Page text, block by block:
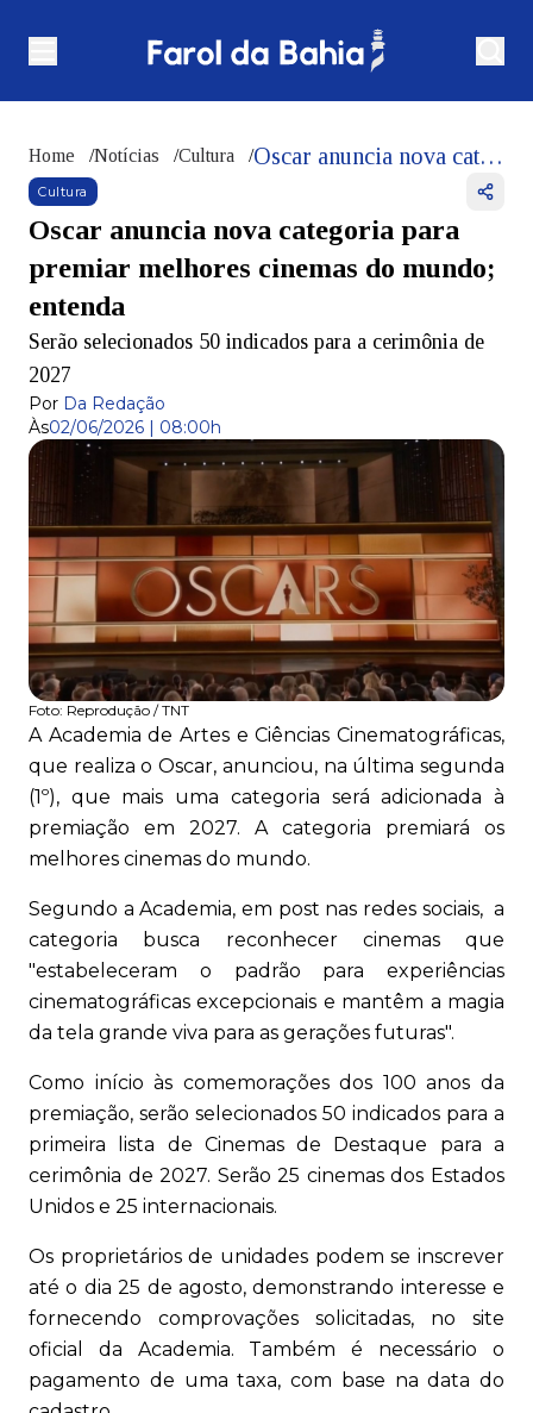
Home /Notícias /Cultura / Oscar anuncia nova categoria para premiar melhores cinemas do mundo; entenda
Cultura
Oscar anuncia nova categoria para
premiar melhores cinemas do mundo;
entenda
Serão selecionados 50 indicados para a cerimônia de
2027
Por Da Redação
Às02/06/2026 | 08:00h
Foto: Reprodução / TNT
A Academia de Artes e Ciências Cinematográficas,
que realiza o Oscar, anunciou, na última segunda
(1º), que mais uma categoria será adicionada à
premiação em 2027. A categoria premiará os
melhores cinemas do mundo.
Segundo a Academia, em post nas redes sociais, a
categoria busca reconhecer cinemas que
"estabeleceram o padrão para experiências
cinematográficas excepcionais e mantêm a magia
da tela grande viva para as gerações futuras".
Como início às comemorações dos 100 anos da
premiação, serão selecionados 50 indicados para a
primeira lista de Cinemas de Destaque para a
cerimônia de 2027. Serão 25 cinemas dos Estados
Unidos e 25 internacionais.
Os proprietários de unidades podem se inscrever
até o dia 25 de agosto, demonstrando interesse e
fornecendo comprovações solicitadas, no site
oficial da Academia. Também é necessário o
pagamento de uma taxa, com base na data do